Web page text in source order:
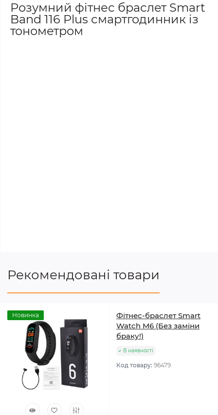
Розумний фітнес браслет Smart
Band 116 Plus смартгодинник із
тонометром
Рекомендовані товари
Новинка
Фітнес-браслет Smart
Watch M6 (Без заміни
браку!)
В наявності
Код товару: 96479